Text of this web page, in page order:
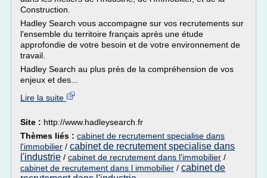
Construction.
Hadley Search vous accompagne sur vos recrutements sur
l'ensemble du territoire français après une étude
approfondie de votre besoin et de votre environnement de
travail.
Hadley Search au plus près de la compréhension de vos
enjeux et des...
Lire la suite
Site : http://www.hadleysearch.fr
Thèmes liés : cabinet de recrutement specialise dans
l'immobilier / cabinet de recrutement specialise dans
l'industrie / cabinet de recrutement dans l'immobilier /
cabinet de recrutement dans l immobilier / cabinet de